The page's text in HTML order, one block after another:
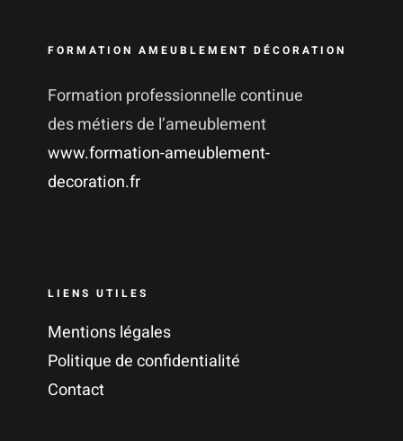
FORMATION AMEUBLEMENT DÉCORATION
Formation professionnelle continue
des métiers de l’ameublement
www.formation-ameublement-
decoration.fr
LIENS UTILES
Mentions légales
Politique de confidentialité
Contact